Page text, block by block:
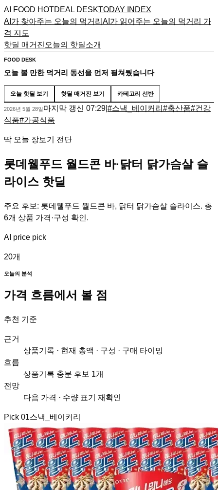
AI FOOD HOTDEAL DESKTODAY INDEX
AI가 찾아주는 오늘의 먹거리 AI가 읽어주는 오늘의 먹거리 가
격 지도
핫딜 매거진 오늘의 핫딜소개
FOOD DESK
오늘 볼 만한 먹거리 동선을 먼저 펼쳐뒀습니다
오늘 핫딜 보기 핫딜 매거진 보기 카테고리 선반
2026년 5월 28일 마지막 갱신 07:29 #스낵_베이커리 #축산품#건강
식품#가공식품
딱 오늘 장보기 전단
롯데웰푸드 월드콘 바·닭터 닭가슴살 슬
라이스 핫딜
주요 후보: 롯데웰푸드 월드콘 바, 닭터 닭가슴살 슬라이스. 총
6개 상품 가격·구성 확인.
AI price pick
20개
오늘의 분석
가격 흐름에서 볼 점
추천 기준
근거
상품기록 · 현재 총액 · 구성 · 구매 타이밍
흐름
상품기록 충분 후보 1개
전망
다음 가격 · 수량 표기 재확인
Pick 01스낵_베이커리